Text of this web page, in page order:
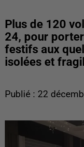
Plus de 120
24, pour
festifs aux
isolées et
Publié : 22